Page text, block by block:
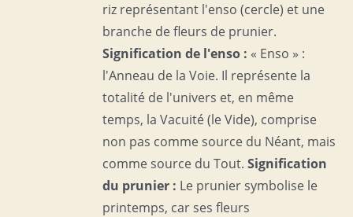
riz représentant l'enso (cercle) et une
branche de fleurs de prunier.
Signification de l'enso : « Enso » :
l'Anneau de la Voie. Il représente la
totalité de l'univers et, en même
temps, la Vacuité (le Vide), comprise
non pas comme source du Néant, mais
comme source du Tout.Signification
du prunier : Le prunier symbolise le
printemps, car ses fleurs